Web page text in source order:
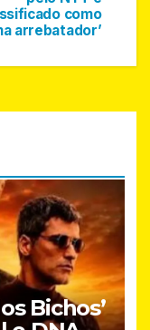
como
arrebatador’
Bichos’